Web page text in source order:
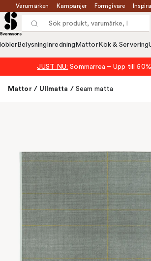
Varumärken Kampanjer Formgivare
Belysning Inredning MattorKök & Servering
JUST NU: Sommarrea – Upp till
Mattor / Ullmatta / Seam matta